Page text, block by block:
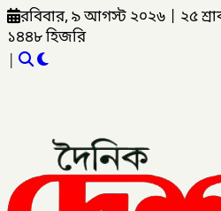
রবিবার, ৯ আগস্ট ২০২৬ ২৫
১৪৪৮ হিজরি
|